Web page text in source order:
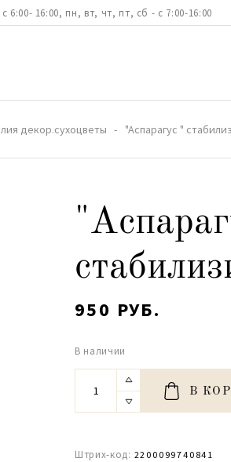
6:00- 16:00, пн, вт, чт, пт, сб - с 7:00-16:00
декор.сухоцветы "Аспарагус "
950 РУБ.
В наличии
В
Штрих-код: 2200099740841